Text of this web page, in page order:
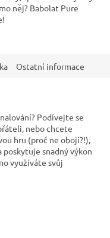
něj? Babolat Pure
Ostatní informace
Podívejte se
nebo chcete
hru (proč ne obojí?!),
snadný výkon
využíváte svůj